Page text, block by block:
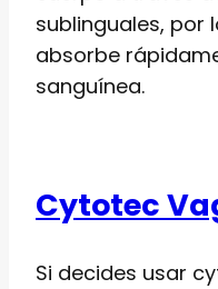
sublinguales, por
absorbe
sanguínea.
Cytotec
Si decides usar